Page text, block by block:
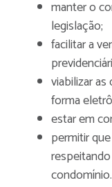
manter o
legislação;
facilitar a
viabilizar
forma
estar em
permitir
condomínio.